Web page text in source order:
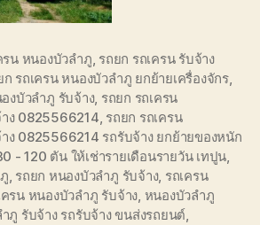
รน หนองบัวลำภู, รถยก รถเครน รับจ้าง
ก รถเครน หนองบัวลำภู ยกย้ายเครื่องจักร,
งบัวลำภู รับจ้าง, รถยก รถเครน
ง 0825566214, รถยก รถเครน
ง 0825566214 รถรับจ้าง ยกย้ายของหนัก
- 120 ตัน ให้เช่ารายเดือนรายวัน เทปูน,
, รถยก หนองบัวลำภู รับจ้าง, รถเครน
ครน หนองบัวลำภู รับจ้าง, หนองบัวลำภู
ภู รับจ้าง รถรับจ้าง ขนส่งรถยนต์,